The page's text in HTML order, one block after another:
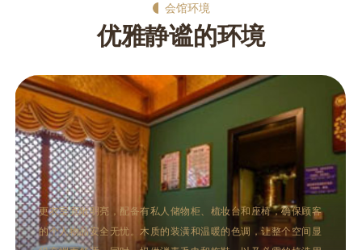
会馆环境
优雅静谧的环境
桑拿区通常包括干蒸和湿蒸两种桑拿房，设计现代而不失格调。
干蒸房以柔和的灯光和加热的石板为特色，让人在高温中体验深